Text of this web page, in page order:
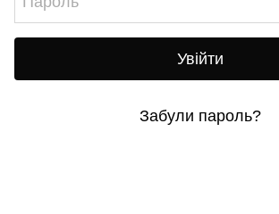
Увійти
Забули пароль?